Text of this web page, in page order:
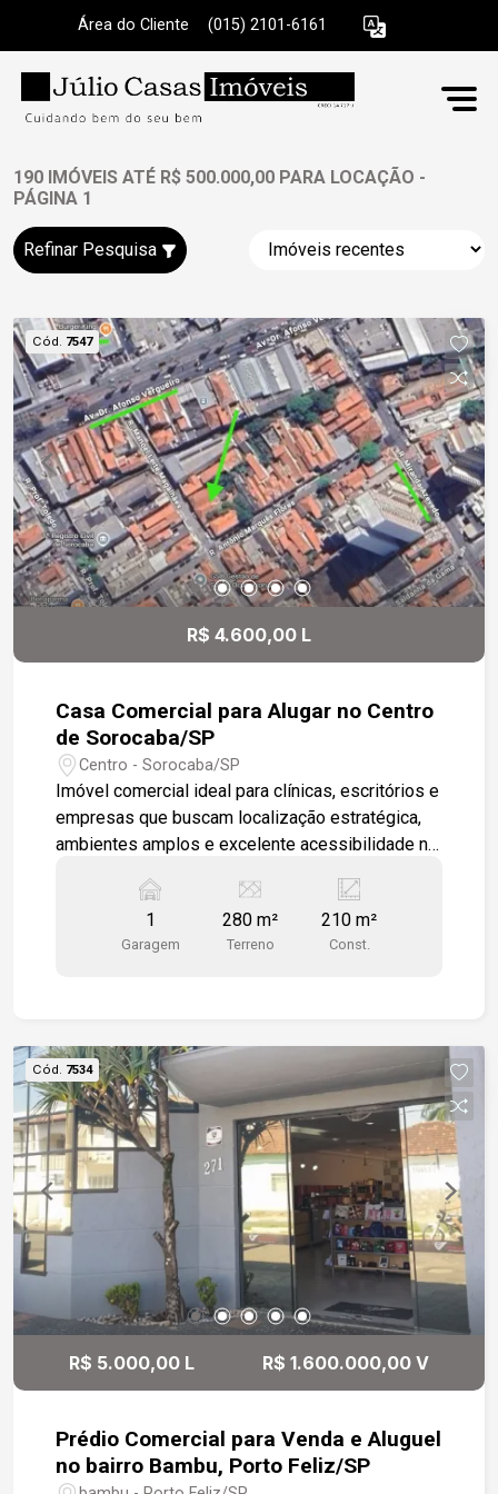
Área do Cliente (015) 2101-6161
190 IMÓVEIS ATÉ R$ 500.000,00 PARA LOCAÇÃO -
PÁGINA 1
Refinar Pesquisa
Cód. 7547
R$ 4.600,00 L
Casa Comercial para Alugar no Centro
de Sorocaba/SP
Centro - Sorocaba/SP
Imóvel comercial ideal para clínicas, escritórios e
empresas que buscam localização estratégica,
ambientes amplos e excelente acessibilidade na
banheiros -Cozinha -Garagem para 1 veículo -210
m² de área construída Diferenciais: -Imóvel
reformado -Piso e revestimentos novos
principais vias da cidade.
1
Garagem
280 m²
Terreno
210 m²
Const.
Cód. 7534
R$ 5.000,00 L R$ 1.600.000,00 V
Prédio Comercial para Venda e Aluguel
no bairro Bambu, Porto Feliz/SP